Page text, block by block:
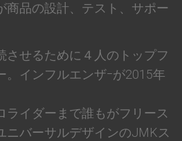
商品の設計、テスト、サポー
させるために４人のトップフ
。インフルエンザｰが2015年
ライダーまで誰もがフリース
ニバーサルデザインのJMKス